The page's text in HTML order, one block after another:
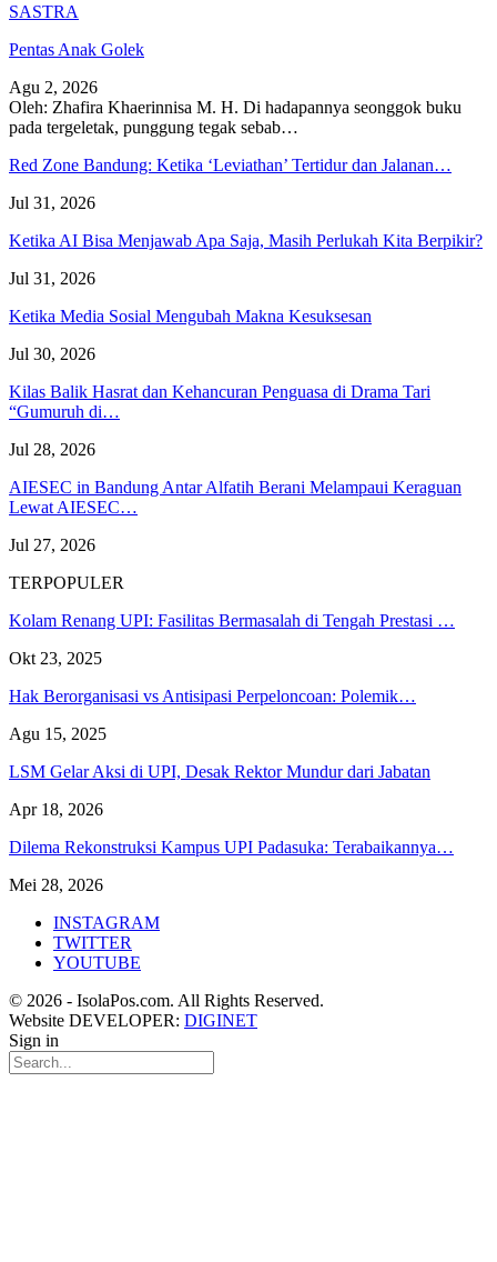
SASTRA
Pentas Anak Golek
Agu 2, 2026
Oleh: Zhafira Khaerinnisa M. H. Di hadapannya seonggok buku
pada tergeletak, punggung tegak sebab…
Red Zone Bandung: Ketika ‘Leviathan’ Tertidur dan Jalanan…
Jul 31, 2026
Ketika AI Bisa Menjawab Apa Saja, Masih Perlukah Kita Berpikir?
Jul 31, 2026
Ketika Media Sosial Mengubah Makna Kesuksesan
Jul 30, 2026
Kilas Balik Hasrat dan Kehancuran Penguasa di Drama Tari
“Gumuruh di…
Jul 28, 2026
AIESEC in Bandung Antar Alfatih Berani Melampaui Keraguan
Lewat AIESEC…
Jul 27, 2026
TERPOPULER
Kolam Renang UPI: Fasilitas Bermasalah di Tengah Prestasi …
Okt 23, 2025
Hak Berorganisasi vs Antisipasi Perpeloncoan: Polemik…
Agu 15, 2025
LSM Gelar Aksi di UPI, Desak Rektor Mundur dari Jabatan
Apr 18, 2026
Dilema Rekonstruksi Kampus UPI Padasuka: Terabaikannya…
Mei 28, 2026
INSTAGRAM
TWITTER
YOUTUBE
© 2026 - IsolaPos.com. All Rights Reserved.
Website DEVELOPER: DIGINET
Sign in